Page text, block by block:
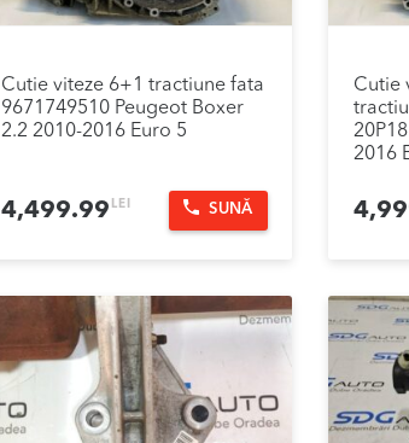
Cutie viteze 6+1 tractiune fata
9671749510 Peugeot Boxer
2.2 2010-2016 Euro 5
4,499.99 LEI SUNĂ
Cutie
2016